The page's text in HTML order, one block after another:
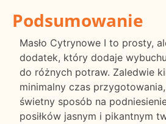
Podsumowanie
Masło Cytrynowe I to prosty,
dodatek, który dodaje
do różnych potraw. Zaledwie
minimalny czas
świetny sposób na
posiłków jasnym i pikantnym